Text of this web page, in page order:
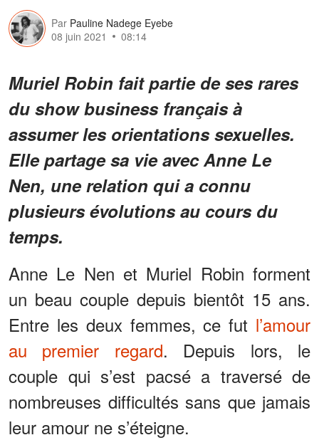
Par Pauline Nadege Eyebe
08 juin 2021
08:14
Muriel Robin fait partie de ses rares
du show business français à
assumer les orientations sexuelles.
Elle partage sa vie avec Anne Le
Nen, une relation qui a connu
plusieurs évolutions au cours du
temps.
Anne Le Nen et Muriel Robin forment
un beau couple depuis bientôt 15 ans.
Entre les deux femmes, ce fut l’amour
au premier regard. Depuis lors, le
couple qui s’est pacsé a traversé de
nombreuses difficultés sans que jamais
leur amour ne s’éteigne.